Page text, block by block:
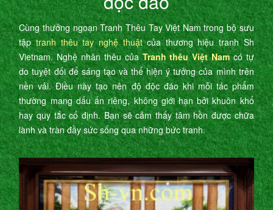
Cùng thưởng ngoạn Tranh Thêu Tay Việt Nam trong bộ sưu
tậptranh thêu tay nghệ thuậtcủa thương hiệu tranh Sh
Vietnam. Nghệ nhân thêu củaTranh thêu Việt Namcó tự
do tuyệt đối để sáng tạo và thể hiện ý tưởng của mình trên
nền vải. Điều này tạo nên độ độc đáo khi mỗi tác phẩm
thường mang dấu ấn riêng, không giới hạn bởi khuôn khổ
hay quy tắc cố định. Bạn sẽ cảm thấy tâm hồn được chữa
lành và tràn đầy sức sống qua những bức tranh.